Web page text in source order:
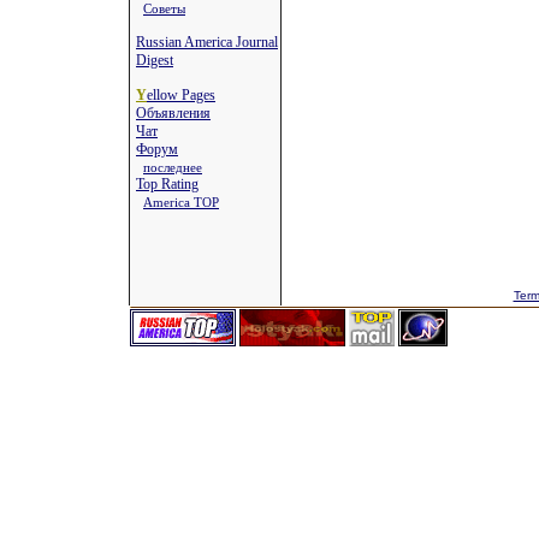
Советы
Russian America Journal
Digest
Yellow Pages
Объявления
Чат
Форум
последнее
Top Rating
America TOP